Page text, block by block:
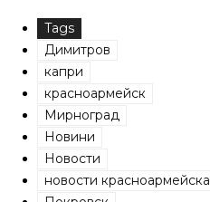
Tags
Димитров
капри
красноармейск
Мирноград
Новини
Новости
новости красноармейска